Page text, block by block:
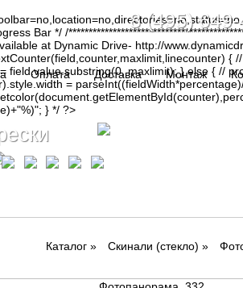
Bar */ /
at Dynamic Drive- http://
field.value.substring(0, maxlimit); } else { //
=
} */ ?>
8 (495)
Оплата Доставка Монтаж
Каталог» Cкинали (стекло) »